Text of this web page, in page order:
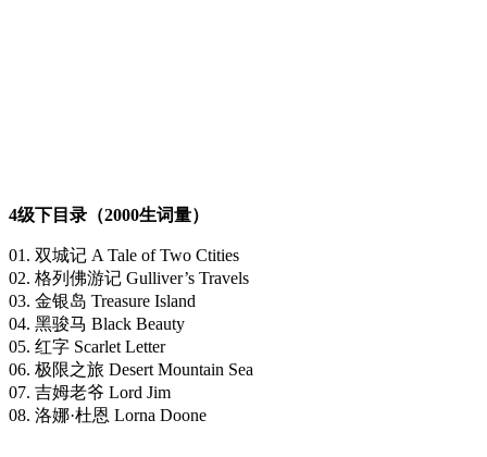
4级下目录（2000生词量）
01. 双城记 A Tale of Two Ctities
02. 格列佛游记 Gulliver’s Travels
03. 金银岛 Treasure Island
04. 黑骏马 Black Beauty
05. 红字 Scarlet Letter
06. 极限之旅 Desert Mountain Sea
07. 吉姆老爷 Lord Jim
08. 洛娜·杜恩 Lorna Doone